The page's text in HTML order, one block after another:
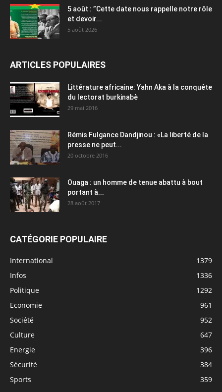
5 août : ”Cette date nous rappelle notre rôle
et devoir...
5 août 2026
ARTICLES POPULAIRES
Littérature africaine: Yahn Aka à la conquête
du lectorat burkinabè
29 mai 2016
Rémis Fulgance Dandjinou : «La liberté de la
presse ne peut...
20 octobre 2016
Ouaga : un homme de tenue abattu à bout
portant à...
28 août 2017
CATÉGORIE POPULAIRE
International
1379
Infos
1336
Politique
1292
Economie
961
Société
952
Culture
647
Energie
396
Sécurité
384
Sports
359